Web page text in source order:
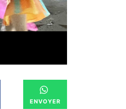
ENVOYER